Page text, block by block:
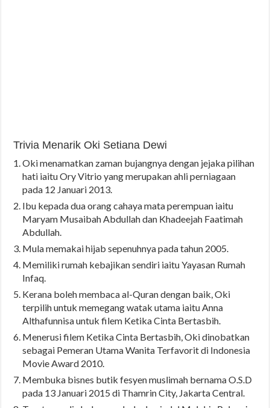
Trivia Menarik Oki Setiana Dewi
Oki menamatkan zaman bujangnya dengan jejaka pilihan
hati iaitu Ory Vitrio yang merupakan ahli perniagaan
pada 12 Januari 2013.
Ibu kepada dua orang cahaya mata perempuan iaitu
Maryam Musaibah Abdullah dan Khadeejah Faatimah
Abdullah.
Mula memakai hijab sepenuhnya pada tahun 2005.
Memiliki rumah kebajikan sendiri iaitu Yayasan Rumah
Infaq.
Kerana boleh membaca al-Quran dengan baik, Oki
terpilih untuk memegang watak utama iaitu Anna
Althafunnisa untuk filem Ketika Cinta Bertasbih.
Menerusi filem Ketika Cinta Bertasbih, Oki dinobatkan
sebagai Pemeran Utama Wanita Terfavorit di Indonesia
Movie Award 2010.
Membuka bisnes butik fesyen muslimah bernama O.S.D
pada 13 Januari 2015 di Thamrin City, Jakarta Central.